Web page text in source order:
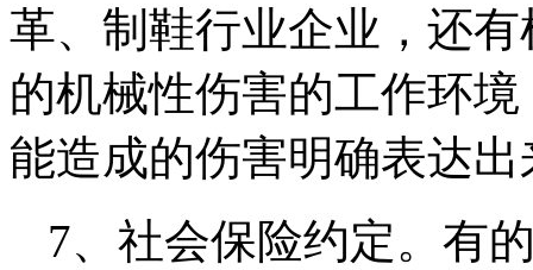
革、制鞋行业企业，还
的机械性伤害的工作环
能造成的伤害明确表达出
7、社会保险约定。有